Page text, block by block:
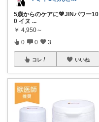
5歳からのケアに💖JINパワー10
0 イヌ ...
￥ 4,950～
0 0 3
コレ いいね